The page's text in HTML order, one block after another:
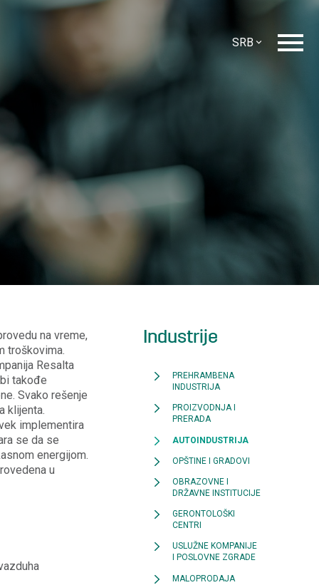
SRB
na vreme,
troškovima.
Resalta
takođe
Svako rešenje
klijenta.
implementira
se da se
energijom.
u
Industrije
PREHRAMBENA
INDUSTRIJA
PROIZVODNJA I
PRERADA
AUTOINDUSTRIJA
OPŠTINE I GRADOVI
OBRAZOVNE I
DRŽAVNE INSTITUCIJE
GERONTOLOŠKI
CENTRI
USLUŽNE KOMPANIJE
I POSLOVNE ZGRADE
MALOPRODAJA